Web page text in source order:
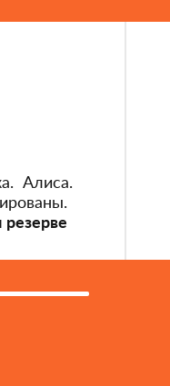
Алиса.